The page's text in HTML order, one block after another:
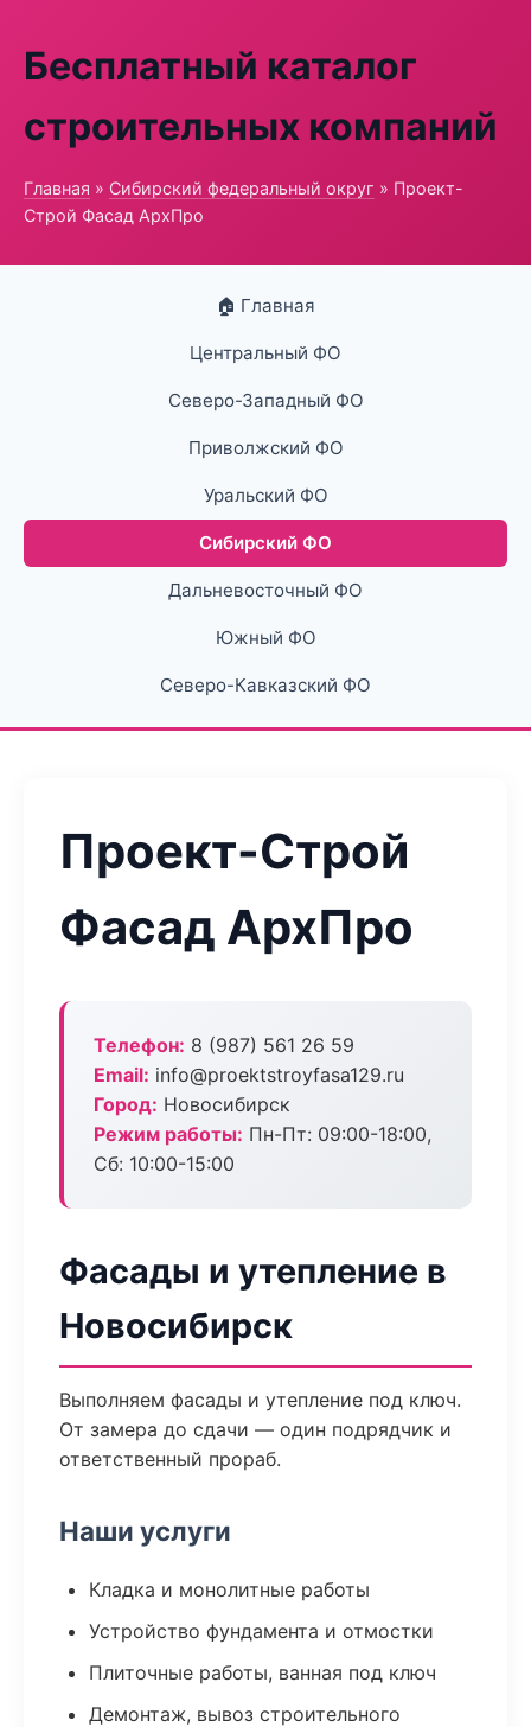
Бесплатный каталог
строительных компаний
Главная » Сибирский федеральный округ » Проект-
Строй Фасад АрхПро
🏠 Главная
Центральный ФО
Северо-Западный ФО
Приволжский ФО
Уральский ФО
Сибирский ФО
Дальневосточный ФО
Южный ФО
Северо-Кавказский ФО
Проект-Строй
Фасад АрхПро
Телефон: 8 (987) 561 26 59
Email: info@proektstroyfasa129.ru
Город: Новосибирск
Режим работы: Пн-Пт: 09:00-18:00,
Сб: 10:00-15:00
Фасады и утепление в
Новосибирск
Выполняем фасады и утепление под ключ.
От замера до сдачи — один подрядчик и
ответственный прораб.
Наши услуги
Кладка и монолитные работы
Устройство фундамента и отмостки
Плиточные работы, ванная под ключ
Демонтаж, вывоз строительного